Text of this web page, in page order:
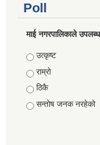
Poll
माई नगरपालिकाले
Choices
उत्कृष्ट
राम्रो
ठिकै
सन्तोष जनक नरहेको